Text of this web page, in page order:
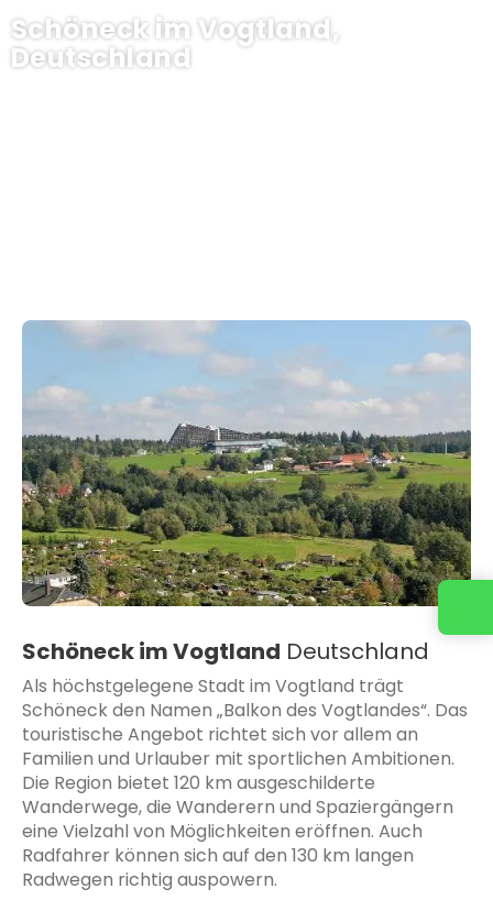
Schöneck im Vogtland,
Deutschland
Schöneck im Vogtland Deutschland
Als höchstgelegene Stadt im Vogtland trägt
Schöneck den Namen „Balkon des Vogtlandes“. Das
touristische Angebot richtet sich vor allem an
Familien und Urlauber mit sportlichen Ambitionen.
Die Region bietet 120 km ausgeschilderte
Wanderwege, die Wanderern und Spaziergängern
eine Vielzahl von Möglichkeiten eröffnen. Auch
Radfahrer können sich auf den 130 km langen
Radwegen richtig auspowern.